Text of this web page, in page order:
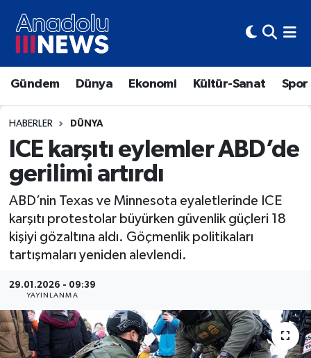
Gündem Dünya Ekonomi Kültür-Sanat Spor
HABERLER DÜNYA
ICE karşıtı eylemler ABD’de
gerilimi artırdı
ABD’nin Texas ve Minnesota eyaletlerinde ICE
karşıtı protestolar büyürken güvenlik güçleri 18
kişiyi gözaltına aldı. Göçmenlik politikaları
tartışmaları yeniden alevlendi.
29.01.2026 - 09:39
YAYINLANMA
Hava Durumu
Trafik Durumu
Süper Lig Puan Durumu ve Fikstür
Tüm Manşetler
Son Dakika Haberleri
Haber Arşivi